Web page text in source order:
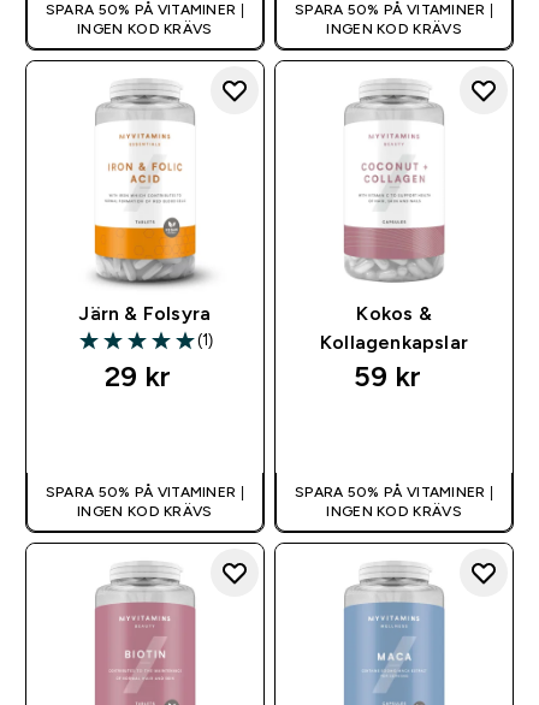
SPARA 50% PÅ VITAMINER |
INGEN KOD KRÄVS
SPARA 50% PÅ VITAMINER |
INGEN KOD KRÄVS
Järn & Folsyra
5 out of 5 stars
(1)
29 kr‎
SPARA 50% PÅ VITAMINER |
INGEN KOD KRÄVS
Kokos &
Kollagenkapslar
59 kr‎
SPARA 50% PÅ VITAMINER |
INGEN KOD KRÄVS